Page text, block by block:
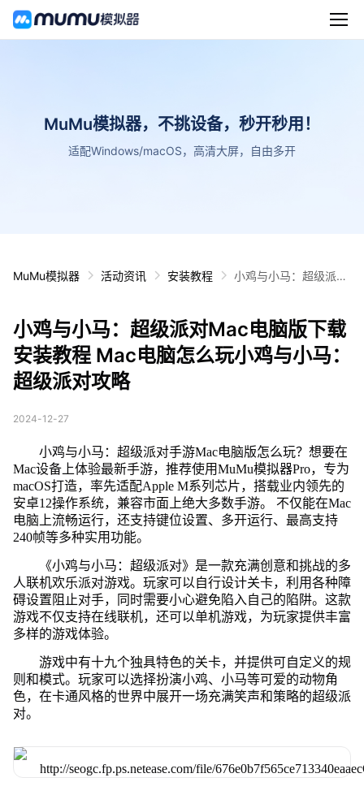
MuMu模拟器，不挑设备，秒开秒用！
适配Windows/macOS，高清大屏，自由多开
MuMu模拟器 活动资讯 安装教程
小鸡与小马：超级派对
与小马：超级派对攻略
小鸡与小马：超级派对Mac电脑版下载
安装教程 Mac电脑怎么玩小鸡与小马：
超级派对攻略
2024-12-27
小鸡与小马：超级派对手游Mac电脑版怎么玩？想要在
Mac设备上体验最新手游，推荐使用MuMu模拟器Pro，专为
macOS打造，率先适配Apple M系列芯片，搭载业内领先的
安卓12操作系统，兼容市面上绝大多数手游。 不仅能在Mac
电脑上流畅运行，还支持键位设置、多开运行、最高支持
240帧等多种实用功能。
《小鸡与小马：超级派对》是一款充满创意和挑战的多
人联机欢乐派对游戏。玩家可以自行设计关卡，利用各种障
碍设置阻止对手，同时需要小心避免陷入自己的陷阱。这款
游戏不仅支持在线联机，还可以单机游戏，为玩家提供丰富
多样的游戏体验。
游戏中有十九个独具特色的关卡，并提供可自定义的规
则和模式。玩家可以选择扮演小鸡、小马等可爱的动物角
色，在卡通风格的世界中展开一场充满笑声和策略的超级派
对。